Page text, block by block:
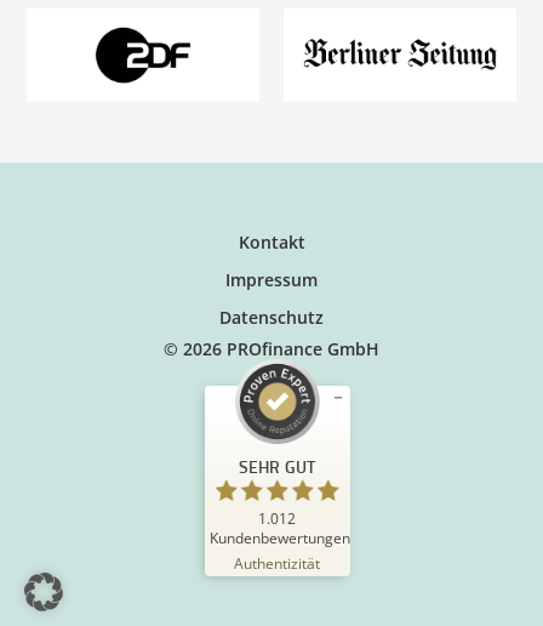
Kontakt
Impressum
Datenschutz
© 2026 PROfinance GmbH
SEHR GUT
1.012
Kundenbewertungen
Authentizität